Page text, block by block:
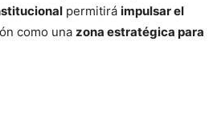
permitirá impulsar el
como una zona estratégica para